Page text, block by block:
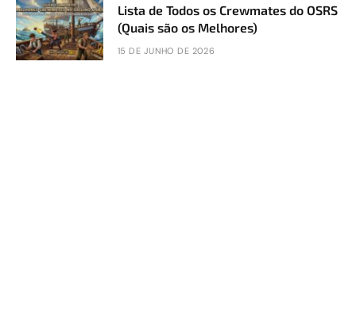
Lista de Todos os Crewmates do OSRS
(Quais são os Melhores)
15 DE JUNHO DE 2026